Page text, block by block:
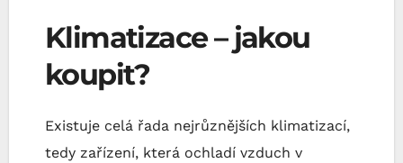
Klimatizace – jakou
koupit?
Existuje celá řada nejrůznějších klimatizací,
tedy zařízení, která ochladí vzduch v